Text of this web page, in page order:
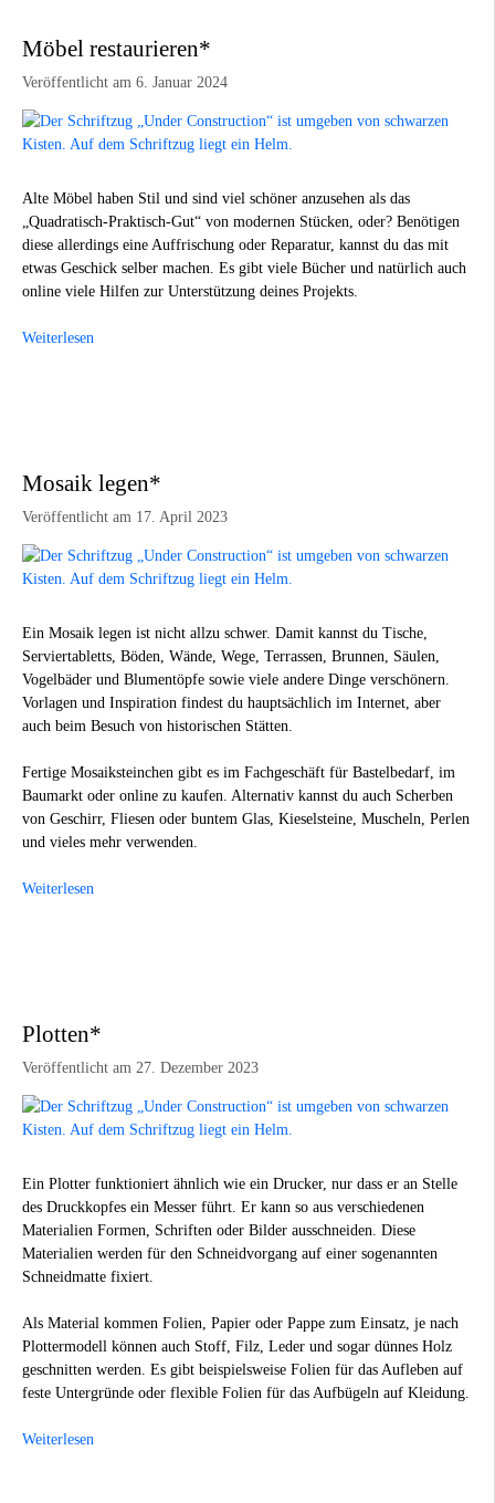
Möbel restaurieren*
Veröffentlicht am 6. Januar 2024
Alte Möbel haben Stil und sind viel schöner anzusehen als das
„Quadratisch-Praktisch-Gut“ von modernen Stücken, oder? Benötigen
diese allerdings eine Auffrischung oder Reparatur, kannst du das mit
etwas Geschick selber machen. Es gibt viele Bücher und natürlich auch
online viele Hilfen zur Unterstützung deines Projekts.
Weiterlesen
Mosaik legen*
Veröffentlicht am 17. April 2023
Ein Mosaik legen ist nicht allzu schwer. Damit kannst du Tische,
Serviertabletts, Böden, Wände, Wege, Terrassen, Brunnen, Säulen,
Vogelbäder und Blumentöpfe sowie viele andere Dinge verschönern.
Vorlagen und Inspiration findest du hauptsächlich im Internet, aber
auch beim Besuch von historischen Stätten.
Fertige Mosaiksteinchen gibt es im Fachgeschäft für Bastelbedarf, im
Baumarkt oder online zu kaufen. Alternativ kannst du auch Scherben
von Geschirr, Fliesen oder buntem Glas, Kieselsteine, Muscheln, Perlen
und vieles mehr verwenden.
Weiterlesen
Plotten*
Veröffentlicht am 27. Dezember 2023
Ein Plotter funktioniert ähnlich wie ein Drucker, nur dass er an Stelle
des Druckkopfes ein Messer führt. Er kann so aus verschiedenen
Materialien Formen, Schriften oder Bilder ausschneiden. Diese
Materialien werden für den Schneidvorgang auf einer sogenannten
Schneidmatte fixiert.
Als Material kommen Folien, Papier oder Pappe zum Einsatz, je nach
Plottermodell können auch Stoff, Filz, Leder und sogar dünnes Holz
geschnitten werden. Es gibt beispielsweise Folien für das Aufleben auf
feste Untergründe oder flexible Folien für das Aufbügeln auf Kleidung.
Weiterlesen